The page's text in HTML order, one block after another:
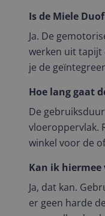
Is de Miele
Ja. De
werken uit tapijt
je de
Hoe lang gaat
De
vloeroppervlak.
winkel voor de
Kan ik
Ja, dat kan.
er geen harde